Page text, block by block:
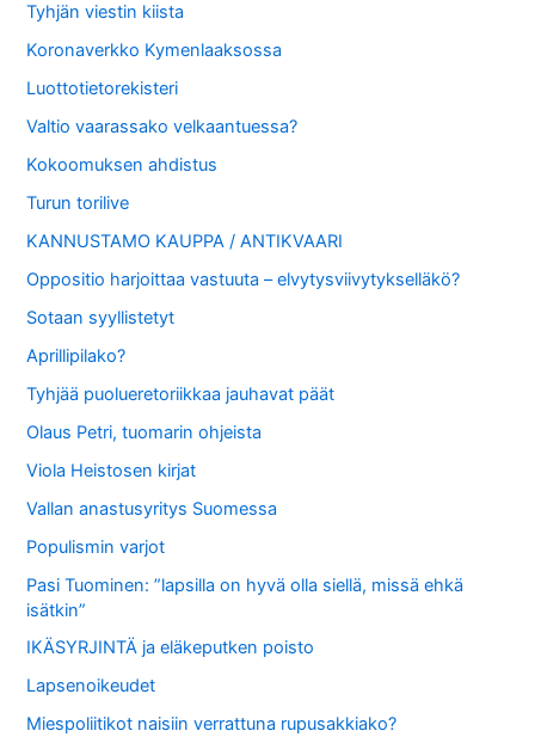
Tyhjän viestin kiista
Koronaverkko Kymenlaaksossa
Luottotietorekisteri
Valtio vaarassako velkaantuessa?
Kokoomuksen ahdistus
Turun torilive
KANNUSTAMO KAUPPA / ANTIKVAARI
Oppositio harjoittaa vastuuta – elvytysviivytykselläkö?
Sotaan syyllistetyt
Aprillipilako?
Tyhjää puolueretoriikkaa jauhavat päät
Olaus Petri, tuomarin ohjeista
Viola Heistosen kirjat
Vallan anastusyritys Suomessa
Populismin varjot
Pasi Tuominen: ”lapsilla on hyvä olla siellä, missä ehkä
isätkin”
IKÄSYRJINTÄ ja eläkeputken poisto
Lapsenoikeudet
Miespoliitikot naisiin verrattuna rupusakkiako?